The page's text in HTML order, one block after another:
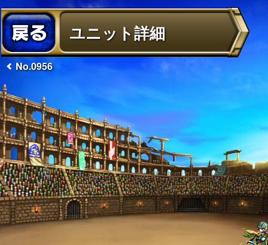
ユニット詳細
No.0956